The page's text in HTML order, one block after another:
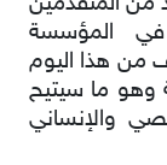
في المؤسسة
من هذا اليوم
وهو ما سيتيح
والإنساني